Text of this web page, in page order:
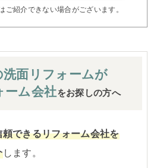
紹介できない場合がございます。
洗面 リフォームが
ーム会社をお探しの方へ
できるリフォーム会社を
します。